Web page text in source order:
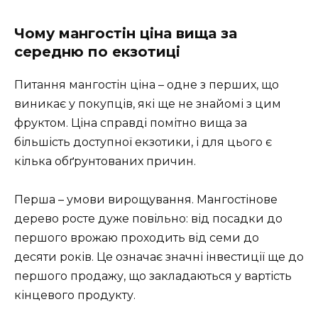
Чому мангостін ціна вища за
середню по екзотиці
Питання мангостін ціна – одне з перших, що
виникає у покупців, які ще не знайомі з цим
фруктом. Ціна справді помітно вища за
більшість доступної екзотики, і для цього є
кілька обґрунтованих причин.
Перша – умови вирощування. Мангостінове
дерево росте дуже повільно: від посадки до
першого врожаю проходить від семи до
десяти років. Це означає значні інвестиції ще до
першого продажу, що закладаються у вартість
кінцевого продукту.